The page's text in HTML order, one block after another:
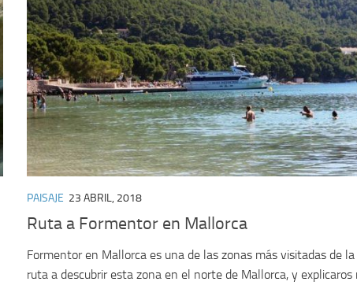
PAISAJE 23 ABRIL, 2018
Ruta a Formentor en Mallorca
Formentor en Mallorca es una de las zonas más visitadas de
ruta a descubrir esta zona en el norte de Mallorca, y